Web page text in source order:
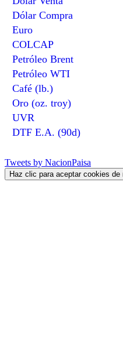
Dólar Compra
Euro
COLCAP
Petróleo Brent
Petróleo WTI
Café (lb.)
Oro (oz. troy)
UVR
DTF E.A. (90d)
Tweets by NacionPaisa
Haz clic para aceptar cookies